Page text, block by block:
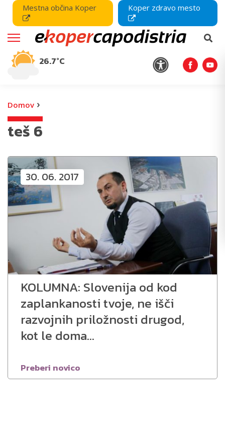
Mestna občina Koper Koper zdravo mesto
26.7°C
Domov ›
teš 6
30. 06. 2017
KOLUMNA: Slovenija od kod
zaplankanosti tvoje, ne išči
razvojnih priložnosti drugod,
kot le doma…
Preberi novico